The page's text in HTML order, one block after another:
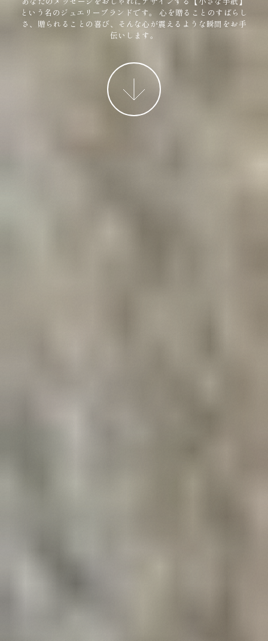
という名のジュエリーブランドです。
心を贈ることのすばらし
さ、贈られることの喜び、そんな心が震えるような瞬間をお手
伝いします。